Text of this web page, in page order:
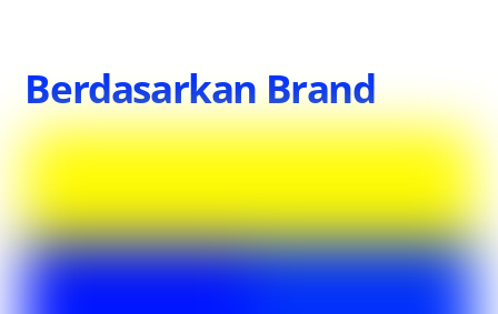
Berdasarkan Brand